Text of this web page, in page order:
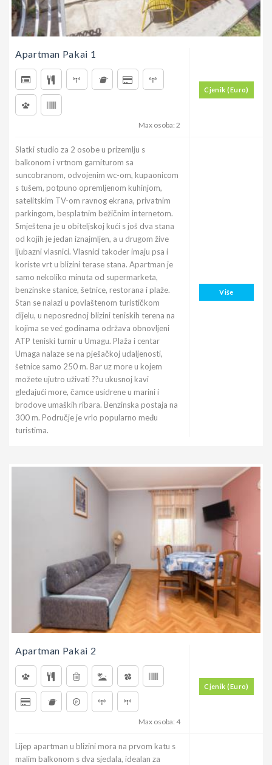
Apartman Pakai 1
Max osoba: 2
Cjenik (Euro)
Slatki studio za 2 osobe u prizemlju s
balkonom i vrtnom garniturom sa
suncobranom, odvojenim wc-om, kupaonicom
s tušem, potpuno opremljenom kuhinjom,
satelitskim TV-om ravnog ekrana, privatnim
parkingom, besplatnim bežičnim internetom.
Smještena je u obiteljskoj kući s još dva stana
od kojih je jedan iznajmljen, a u drugom žive
ljubazni vlasnici. Vlasnici također imaju psa i
koriste vrt u blizini terase stana. Apartman je
samo nekoliko minuta od supermarketa,
benzinske stanice, šetnice, restorana i plaže.
Stan se nalazi u povlaštenom turističkom
dijelu, u neposrednoj blizini teniskih terena na
kojima se već godinama održava obnovljeni
ATP teniski turnir u Umagu. Plaža i centar
Umaga nalaze se na pješačkoj udaljenosti,
šetnice samo 250 m. Bar uz more u kojem
možete ujutro uživati ??u ukusnoj kavi
gledajući more, čamce usidrene u marini i
brodove umaških ribara. Benzinska postaja na
300 m. Područje je vrlo popularno među
turistima.
Više
Apartman Pakai 2
Max osoba: 4
Cjenik (Euro)
Lijep apartman u blizini mora na prvom katu s
malim balkonom s dva sjedala, idealan za